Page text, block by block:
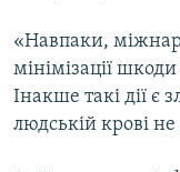
«Навпаки,
мінімізації
Інакше такі дії є
людській крові